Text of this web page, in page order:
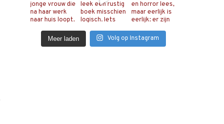
Meer laden Volg op Instagram